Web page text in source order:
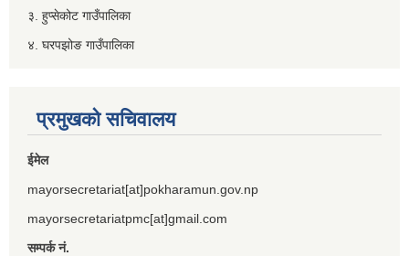
३. हुप्सेकोट गाउँपालिका
४. घरपझोङ गाउँपालिका
प्रमुखको सचिवालय
ईमेल
mayorsecretariat[at]pokharamun.gov.np
mayorsecretariatpmc[at]gmail.com
सम्पर्क नं.